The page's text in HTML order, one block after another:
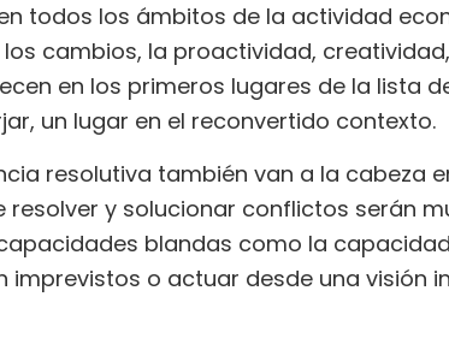
todos los ámbitos de la actividad
cambios, la proactividad,
en los primeros lugares de la lista
un lugar en el reconvertido contexto.
resolutiva también van a la cabeza
y solucionar conflictos serán
blandas como la
imprevistos o actuar desde una visión